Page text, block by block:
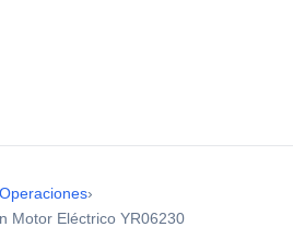
›
Motor Eléctrico YR06230